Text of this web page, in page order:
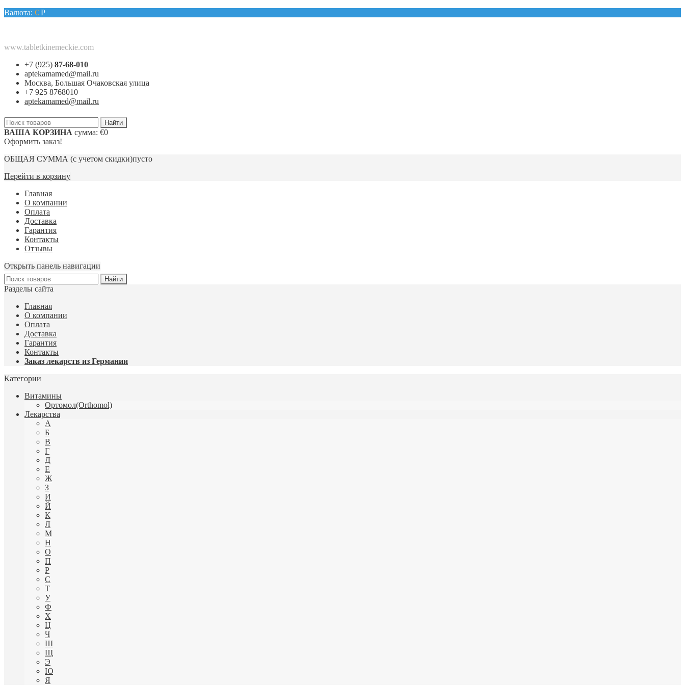
Валюта: € Р
www.tabletkinemeckie.com
+7 (925) 87-68-010
aptekamamed@mail.ru
Москва, Большая Очаковская улица
+7 925 8768010
aptekamamed@mail.ru
ВАША КОРЗИНА сумма: €0
Оформить заказ!
ОБЩАЯ СУММА (с учетом скидки)пусто
Перейти в корзину
Главная
О компании
Оплата
Доставка
Гарантия
Контакты
Отзывы
Открыть панель навигации
Разделы сайта
Главная
О компании
Оплата
Доставка
Гарантия
Контакты
Заказ лекарств из Германии
Категории
Витамины
Ортомол(Orthomol)
Лекарства
А
Б
В
Г
Д
Е
Ж
З
И
Й
К
Л
М
Н
О
П
Р
С
Т
У
Ф
Х
Ц
Ч
Ш
Щ
Э
Ю
Я